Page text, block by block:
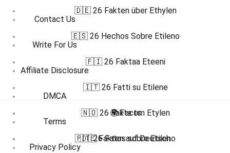
Contact Us
Write For Us
Affiliate Disclosure
DMCA
Terms
Privacy Policy
🇩🇪 26 Fakten über Ethylen
🇪🇸 26 Hechos Sobre Etileno
🇫🇮 26 Faktaa Eteeni
🇮🇹 26 Fatti su Etilene
🇳🇴 26 Fakta om Etylen
🇵🇹 26 Fatos sobre Etileno
🌍 Facts
🇩🇪 Fakten auf Deutsch